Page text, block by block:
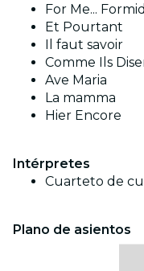
For Me...
Et Pourtant
Il faut savoir
Comme Ils
Ave Maria
La mamma
Hier Encore
Intérpretes
Cuarteto de
Plano de asientos